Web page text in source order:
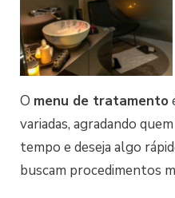
O menu de tratamento
variadas, agradando
tempo e deseja algo
buscam procedimentos